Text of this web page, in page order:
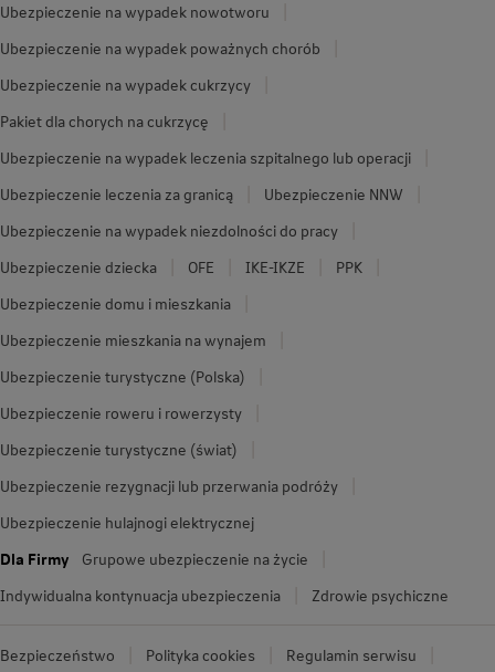
Ubezpieczenie na wypadek nowotworu
Ubezpieczenie na wypadek poważnych chorób
Ubezpieczenie na wypadek cukrzycy
Pakiet dla chorych na cukrzycę
Ubezpieczenie na wypadek leczenia szpitalnego lub operacji
Ubezpieczenie leczenia za granicą
Ubezpieczenie NNW
Ubezpieczenie na wypadek niezdolności do pracy
Ubezpieczenie dziecka
OFE IKE-IKZE
PPK
Ubezpieczenie domu i mieszkania
Ubezpieczenie mieszkania na wynajem
Ubezpieczenie turystyczne (Polska)
Ubezpieczenie roweru i rowerzysty
Ubezpieczenie turystyczne (świat)
Ubezpieczenie rezygnacji lub przerwania podróży
Ubezpieczenie hulajnogi elektrycznej
Dla Firmy
Grupowe ubezpieczenie na życie
Indywidualna kontynuacja ubezpieczenia
Zdrowie psychiczne
Bezpieczeństwo Polityka cookies Regulamin serwisu